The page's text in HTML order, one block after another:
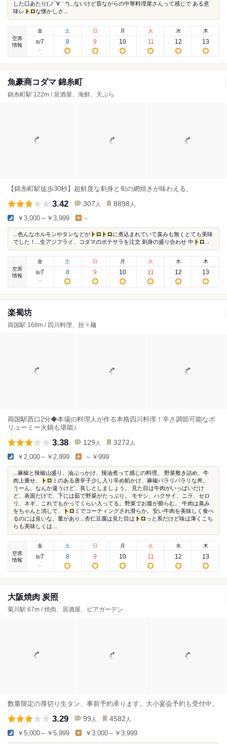
した口あたり(ノ´∀｀*)...ないけど昔ながらの中華料理屋さんって感じで ある意
味レ トロな懐かしさ...
空席
情報
金
8/7
土
8
日
9
月
10
火
11
水
12
木
13
魚豪商コダマ 錦糸町
錦糸町駅 122m / 居酒屋、海鮮、天ぷら
【錦糸町駅徒歩30秒】超鮮度な刺身と旬の網焼きが味わえる。
3.42 307 人 8898 人
￥3,000～￥3,999 -
...色んなホルモンやタンなどが トロ トロに煮込まれていて臭みも無くとても美味
でした！...生アジフライ、コダマのポテサラを注文 刺身の盛り合わせ 中 トロ
空席
情報
金
8/7
土
8
日
9
月
10
火
11
水
12
木
13
楽蜀坊
両国駅 168m / 四川料理、担々麺
両国駅西口2分◆本場の料理人が作る本格四川料理！辛さ調節可能なボ
リューミー火鍋も堪能♪
3.38 129 人 3272 人
￥2,000～￥2,999 ～￥999
...麻椒と辣椒山盛り、油ぶっかけ、辣油煮って感じの料理。 野菜敷き詰め、牛
肉上乗せ、
トロ ミのある唐辛子少し入り辛め餡かけ、麻椒パラリパラリな丼。
うーん、なんか違うけど、良しとしましょう。 見た目は牛肉がいっぱいだけ
ど、表面だけで、下には茹で野菜がたっぷり。 モヤシ、ハクサイ、ニラ、セロ
リ、ネギ、これでもかってくらい入ってる。野菜でお腹が膨らむ。 牛肉は臭み
をちゃんと消して、
トロ ミでコーティングされ滑らか。安い牛肉を美味しく食べ
るのには良いな。量があり...杏仁豆腐は見た目は トロっと系だけど味は薄くこち
らも美味しくは...
空席
情報
金
8/7
土
8
日
9
月
10
火
11
水
12
木
13
大阪焼肉 炭照
菊川駅 67m / 焼肉、居酒屋、ビアガーデン
数量限定の厚切り生タン、事前予約承ります。大小宴会予約も受付中。
3.29 99 人 4582 人
￥5,000～￥5,999 ￥3,000～￥3,999